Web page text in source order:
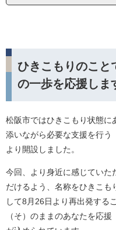
ひきこもりのこと
の一歩を応援しま
松阪市ではひきこもり状態に
添いながら必要な支援を行う
より開設しました。
今回、より身近に感じていた
だけるよう、名称をひきこも
して8月26日より再出発する
（そ）のままのあなたを応